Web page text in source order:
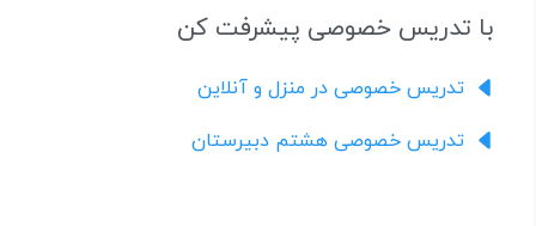
با تدریس خصوصی پیشرفت کن
تدریس خصوصی در منزل و آنلاین
تدریس خصوصی هشتم دبیرستان